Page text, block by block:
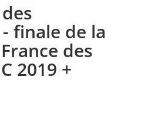
finale de la
des
2019 +